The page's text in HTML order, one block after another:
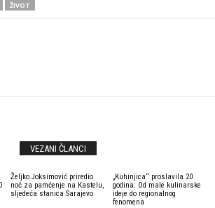
ŽIVOT
VEZANI ČLANCI
Željko Joksimović priredio
noć za pamćenje na Kastelu,
sljedeća stanica Sarajevo
„Kuhinjica“ proslavila 20
godina: Od male kulinarske
ideje do regionalnog
fenomena